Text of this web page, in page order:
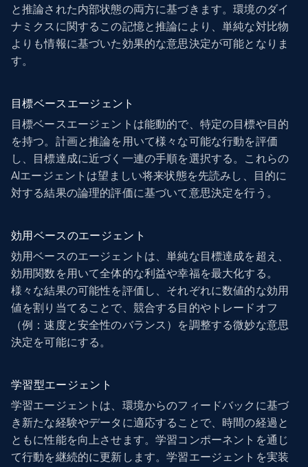
と推論された内部状態の両方に基づきます。環境のダイ
ナミクスに関するこの記憶と推論により、単純な対比物
よりも情報に基づいた効果的な意思決定が可能となりま
す。
目標ベースエージェント
目標ベースエージェントは能動的で、特定の目標や目的
を持つ。計画と推論を用いて様々な可能な行動を評価
し、目標達成に近づく一連の手順を選択する。これらの
AIエージェントは望ましい将来状態を先読みし、目的に
対する結果の論理的評価に基づいて意思決定を行う。
効用ベースのエージェント
効用ベースのエージェントは、単純な目標達成を超え、
効用関数を用いて全体的な利益や幸福を最大化する。
様々な結果の可能性を評価し、それぞれに数値的な効用
値を割り当てることで、競合する目的やトレードオフ
（例：速度と安全性のバランス）を調整する微妙な意思
決定を可能にする。
学習型エージェント
学習エージェントは、環境からのフィードバックに基づ
き新たな経験やデータに適応することで、時間の経過と
ともに性能を向上させます。学習コンポーネントを通じ
て行動を継続的に更新します。学習エージェントを実装